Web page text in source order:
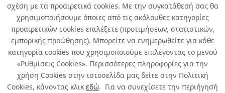
σχέση με τα προαιρετικά cookies. Με την συγκατάθεσή σας θα
χρησιμοποιήσουμε όποιες από τις ακόλουθες κατηγορίες
προαιρετικών cookies επιλέξετε (προτιμήσεων, στατιστικών,
εμπορικής προώθησης). Μπορείτε να ενημερωθείτε για κάθε
κατηγορία cookies που χρησιμοποιούμε επιλέγοντας το μενού
«Ρυθμίσεις Cookies». Περισσότερες πληροφορίες για την
χρήση Cookies στην ιστοσελίδα μας δείτε στην Πολιτική
Cookies, κάνοντας κλικ εδώ. Για να συνεχίσετε την περιήγησή
HUMYDRY ΕΚΘΕΤΗΣ 16 ΤΜΧ
ΜΙΝΙ 75 ΓΡ.(ΒΑΝΙΛΙΑ ΛΕΜΟΝΙ
ΛΕΒΑΝΤΑ ΓΙΑΣΕΜΙ)
Κωδ.: 439050081
1τμχ/ συσκευασία
Περισσότερα